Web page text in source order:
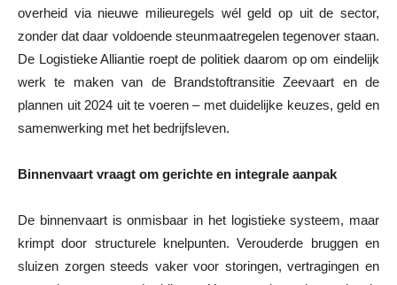
overheid via nieuwe milieuregels wél geld op uit de sector,
zonder dat daar voldoende steunmaatregelen tegenover staan.
De Logistieke Alliantie roept de politiek daarom op om eindelijk
werk te maken van de Brandstoftransitie Zeevaart en de
plannen uit 2024 uit te voeren – met duidelijke keuzes, geld en
samenwerking met het bedrijfsleven.
Binnenvaart vraagt om gerichte en integrale aanpak
De binnenvaart is onmisbaar in het logistieke systeem, maar
krimpt door structurele knelpunten. Verouderde bruggen en
sluizen zorgen steeds vaker voor storingen, vertragingen en